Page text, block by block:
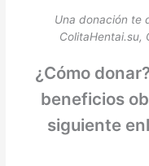
Una donación te
ColitaHentai.su,
¿Cómo
beneficios
siguiente